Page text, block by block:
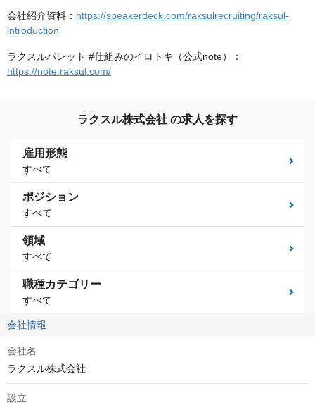
会社紹介資料： https://speakerdeck.com/raksulrecruiting/raksul-
introduction
ラクスルパレット #仕組みのイロトキ（公式note）：
https://note.raksul.com/
ラクスル株式会社 の求人を探す
雇用形態
すべて
ポジション
すべて
領域
すべて
職種カテゴリー
すべて
会社情報
会社名
ラクスル株式会社
設立